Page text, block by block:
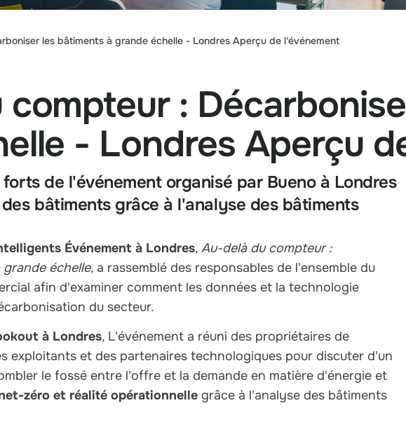
les bâtiments à grande échelle - Londres Aperçu de l'événement
:
- Londres Aperçu
de l'événement organisé par Bueno à Londres
bâtiments grâce à l'analyse des bâtiments
Événement à Londres, Au-delà du compteur :
échelle, a rassemblé des responsables de l'ensemble du
afin d'examiner comment les données et la technologie
du secteur.
à Londres, L'événement a réuni des propriétaires de
exploitants et des partenaires technologiques pour discuter d'un
le fossé entre l'offre et la demande en matière d'énergie et
zéro et réalité opérationnelle grâce à l'analyse des bâtiments